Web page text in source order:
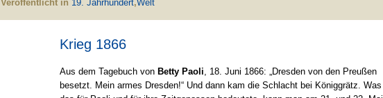
Veröffentlicht in 19. Jahrhundert,Welt
Krieg 1866
Aus dem Tagebuch von Betty Paoli, 18. Juni 1866: „Dresden von den Preußen
besetzt. Mein armes Dresden!“ Und dann kam die Schlacht bei Königgrätz. Was